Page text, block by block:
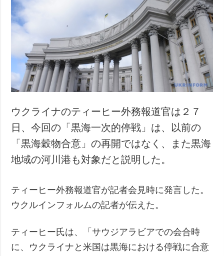
スポーツ
犯罪
事故・緊急事態
追加
特集
インタビュー
写真
動画
サービス
購読
フォトバンク
ウクライナのティーヒー外務報道官は２７
日、今回の「黒海一次的停戦」は、以前の
「黒海穀物合意」の再開ではなく、また黒海
地域の河川港も対象だと説明した。
ティーヒー外務報道官が記者会見時に発言した。
ウクルインフォルムの記者が伝えた。
ティーヒー氏は、「サウジアラビアでの会合時
に、ウクライナと米国は黒海における停戦に合意